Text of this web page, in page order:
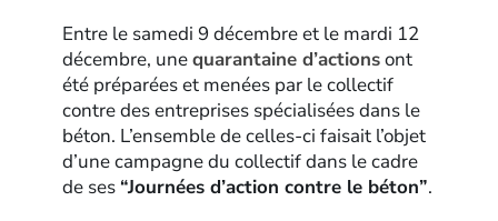
Entre le samedi 9 décembre et le mardi 12
décembre, unequarantaine d’actionsont
été préparées et menées par le collectif
contre des entreprises spécialisées dans le
béton. L’ensemble de celles-ci faisait l’objet
d’une campagne du collectif dans le cadre
de ses “Journées d’action contre le béton”.